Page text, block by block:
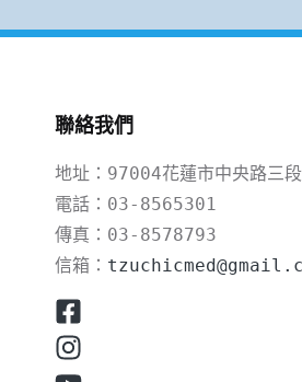
頁
聯絡我們
地址：97004花蓮市中央路三
電話：03-8565301
傳真：03-8578793
信箱：